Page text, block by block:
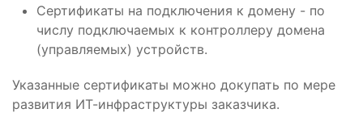
Сертификаты на подключения к домену - по
числу подключаемых к контроллеру домена
(управляемых) устройств.
Указанные сертификаты можно докупать по мере
развития ИТ-инфраструктуры заказчика.